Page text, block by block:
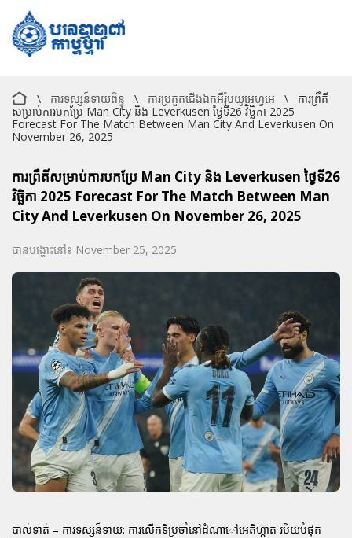
\ ការទស្សន៍ទាយពិន្ទុ \ ការប្រកួតជើងឯកអឺរ៉ុបយូអេហ្វអេ \
ការព្រឹតិ៍
សម្រាប់ការបកប្រែ Man City និង Leverkusen ថ្ងៃទី26 វិច្ឆិកា 2025
Forecast For The Match Between Man City And Leverkusen On
November 26, 2025
ការព្រឹតិ៍សម្រាប់ការបកប្រែ Man City និង Leverkusen ថ្ងៃទី26
វិច្ឆិកា 2025 Forecast For The Match Between Man
City And Leverkusen On November 26, 2025
បានបង្ហោះនៅ៖ November 25, 2025
បាល់ទាត់ – ការទស្សន៍ទាយ: ការលើកទីប្រចាំនៅដំណាៅអេតីហ៊្គាត របិយបំផុត